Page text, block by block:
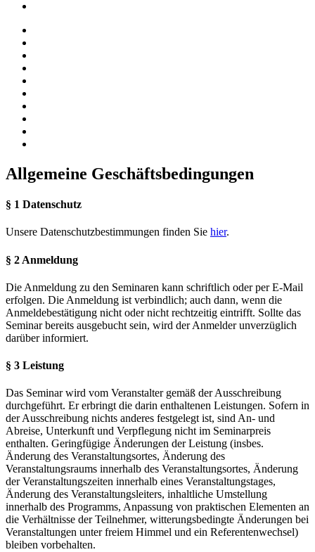
Allgemeine Geschäftsbedingungen
§ 1 Datenschutz
Unsere Datenschutzbestimmungen finden Sie hier.
§ 2 Anmeldung
Die Anmeldung zu den Seminaren kann schriftlich oder per E-Mail
erfolgen. Die Anmeldung ist verbindlich; auch dann, wenn die
Anmeldebestätigung nicht oder nicht rechtzeitig eintrifft. Sollte das
Seminar bereits ausgebucht sein, wird der Anmelder unverzüglich
darüber informiert.
§ 3 Leistung
Das Seminar wird vom Veranstalter gemäß der Ausschreibung
durchgeführt. Er erbringt die darin enthaltenen Leistungen. Sofern in
der Ausschreibung nichts anderes festgelegt ist, sind An- und
Abreise, Unterkunft und Verpflegung nicht im Seminarpreis
enthalten. Geringfügige Änderungen der Leistung (insbes.
Änderung des Veranstaltungsortes, Änderung des
Veranstaltungsraums innerhalb des Veranstaltungsortes, Änderung
der Veranstaltungszeiten innerhalb eines Veranstaltungstages,
Änderung des Veranstaltungsleiters, inhaltliche Umstellung
innerhalb des Programms, Anpassung von praktischen Elementen an
die Verhältnisse der Teilnehmer, witterungsbedingte Änderungen bei
Veranstaltungen unter freiem Himmel und ein Referentenwechsel)
bleiben vorbehalten.